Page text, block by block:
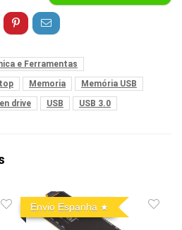
e Ferramentas
Memoria
Memória USB
drive USB USB 3.0
Envio Espanha